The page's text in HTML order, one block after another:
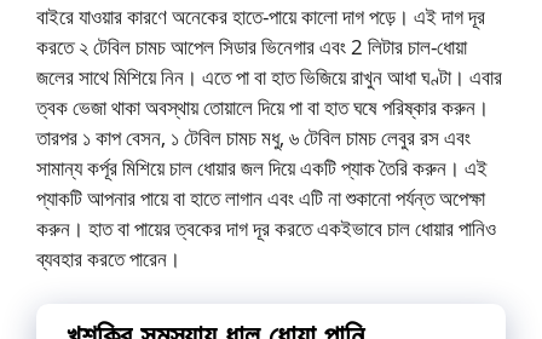
বাইরে যাওয়ার কারণে অনেকের হাতে-পায়ে কালো দাগ পড়ে। এই দাগ দূর
করতে ২ টেবিল চামচ আপেল সিডার ভিনেগার এবং 2 লিটার চাল-ধোয়া
জলের সাথে মিশিয়ে নিন। এতে পা বা হাত ভিজিয়ে রাখুন আধা ঘণ্টা। এবার
ত্বক ভেজা থাকা অবস্থায় তোয়ালে দিয়ে পা বা হাত ঘষে পরিষ্কার করুন।
তারপর ১ কাপ বেসন, ১ টেবিল চামচ মধু, ৬ টেবিল চামচ লেবুর রস এবং
সামান্য কর্পূর মিশিয়ে চাল ধোয়ার জল দিয়ে একটি প্যাক তৈরি করুন। এই
প্যাকটি আপনার পায়ে বা হাতে লাগান এবং এটি না শুকানো পর্যন্ত অপেক্ষা
করুন। হাত বা পায়ের ত্বকের দাগ দূর করতে একইভাবে চাল ধোয়ার পানিও
ব্যবহার করতে পারেন।